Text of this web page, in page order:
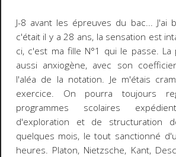
J-8 avant les épreuves du bac... J'ai
c'était il y a 28 ans, la sensation est
ci, c'est ma fille N°1 qui le passe.
aussi anxiogène, avec son
l'aléa de la notation. Je m'étais
exercice. On pourra toujours
programmes scolaires
d'exploration et de structuration
quelques mois, le tout sanctionné
heures. Platon, Nietzsche, Kant,